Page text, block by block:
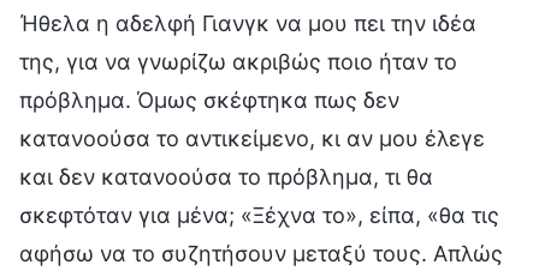
Ήθελα η αδελφή Γιανγκ να μου πει την ιδέα
της, για να γνωρίζω ακριβώς ποιο ήταν το
πρόβλημα. Όμως σκέφτηκα πως δεν
κατανοούσα το αντικείμενο, κι αν μου έλεγε
και δεν κατανοούσα το πρόβλημα, τι θα
σκεφτόταν για μένα; «Ξέχνα το», είπα, «θα τις
αφήσω να το συζητήσουν μεταξύ τους. Απλώς